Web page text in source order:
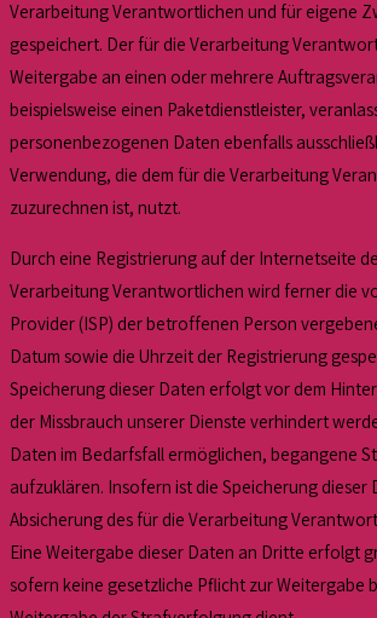
Verarbeitung Verantwortlichen und für eigene
gespeichert. Der für die Verarbeitung
Weitergabe an einen oder mehrere
beispielsweise einen Paketdienstleister,
personenbezogenen Daten ebenfalls
Verwendung, die dem für die Verarbeitung
zuzurechnen ist, nutzt.
Durch eine Registrierung auf der Internetseite
Verarbeitung Verantwortlichen wird ferner die
Provider (ISP) der betroffenen Person
Datum sowie die Uhrzeit der Registrierung
Speicherung dieser Daten erfolgt vor dem
der Missbrauch unserer Dienste verhindert
Daten im Bedarfsfall ermöglichen, begangene
aufzuklären. Insofern ist die Speicherung dieser
Absicherung des für die Verarbeitung
Eine Weitergabe dieser Daten an Dritte erfolgt
sofern keine gesetzliche Pflicht zur Weitergabe